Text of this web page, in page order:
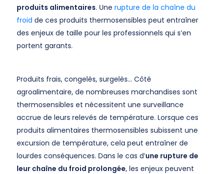
produits alimentaires. Une rupture de la chaîne du
froid de ces produits thermosensibles peut entraîner
des enjeux de taille pour les professionnels qui s’en
portent garants.
Produits frais, congelés, surgelés… Côté
agroalimentaire, de nombreuses marchandises sont
thermosensibles et nécessitent une surveillance
accrue de leurs relevés de température. Lorsque ces
produits alimentaires thermosensibles subissent une
excursion de température, cela peut entraîner de
lourdes conséquences. Dans le cas d’une rupture de
leur chaîne du froid prolongée, les enjeux peuvent